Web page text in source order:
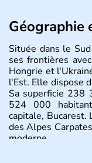
Géographie
Située dans le
ses frontières
Hongrie et
l'Est. Elle dispose
Sa superficie 238
524 000
capitale,
des Alpes
moderne.